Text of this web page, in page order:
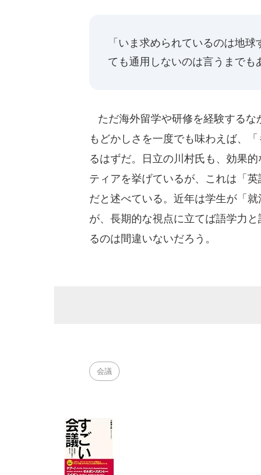
「いま求められているのは地
ても通用しないのは言うまでも
ただ海外留学や研修を経験するな
もどかしさを一度でも味わえば、
るはずだ。日立の川村氏も、効果
ティアを挙げているが、これは「
だと述べている。近年は学生が「
が、長期的な視点に立てば語学力
るのは間違いないだろう。
会議